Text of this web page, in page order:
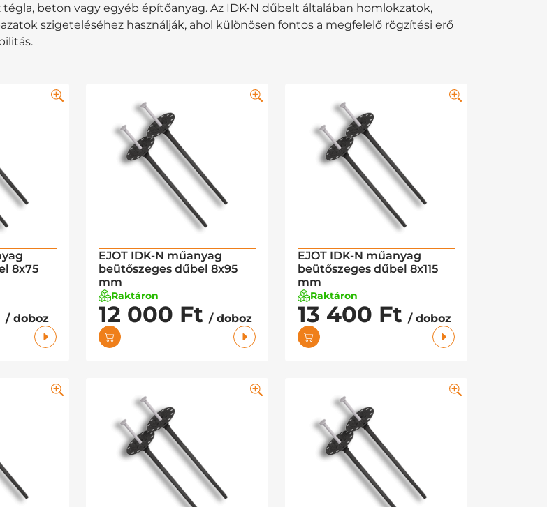
tégla, beton vagy egyéb építőanyag. Az IDK-N dűbelt általában homlokzatok,
szigeteléséhez használják, ahol különösen fontos a megfelelő rögzítési erő
8x75
/ doboz
EJOT IDK-N műanyag
beütőszeges dűbel 8x95
mm
Raktáron
12 000 Ft / doboz
EJOT IDK-N műanyag
beütőszeges dűbel 8x115
mm
Raktáron
13 400 Ft / doboz